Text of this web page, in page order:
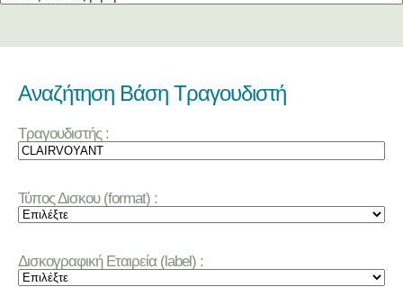
Αναζήτηση Βάση Τραγουδιστή
Τραγουδιστής :
Τύπος Δισκου (format) :
Δισκογραφική Εταιρεία (label) :